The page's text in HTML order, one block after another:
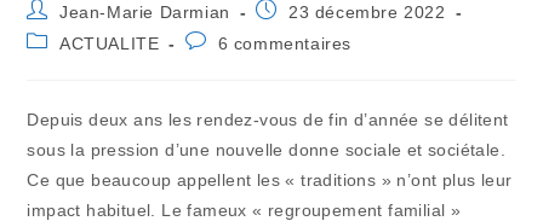
Auteur/autrice
de
la
Jean-Marie Darmian
Publication
23 décembre 2022
PostACTUALITE
Commentaires
6 commentaires
Depuis deux ans les rendez-vous de fin d’année se délitent
sous la pression d’une nouvelle donne sociale et sociétale.
Ce que beaucoup appellent les « traditions » n’ont plus leur
impact habituel. Le fameux « regroupement familial »